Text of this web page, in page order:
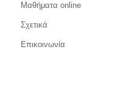
Μαθήματα online
Σχετικά
Επικοινωνία